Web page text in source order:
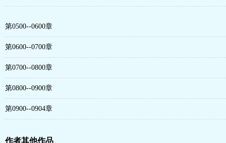
第0500--0600章
第0600--0700章
第0700--0800章
第0800--0900章
第0900--0904章
作者其他作品